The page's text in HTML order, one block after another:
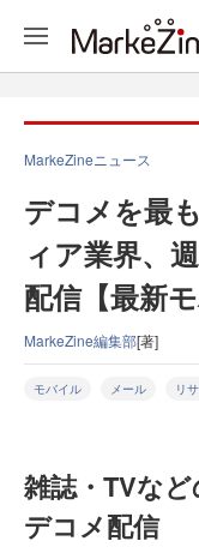
MarkeZineニュース
デコメを最
ィア業界、
配信【最新
MarkeZine編集部[著]
モバイル メール リ
雑誌・TVな
デコメ配信